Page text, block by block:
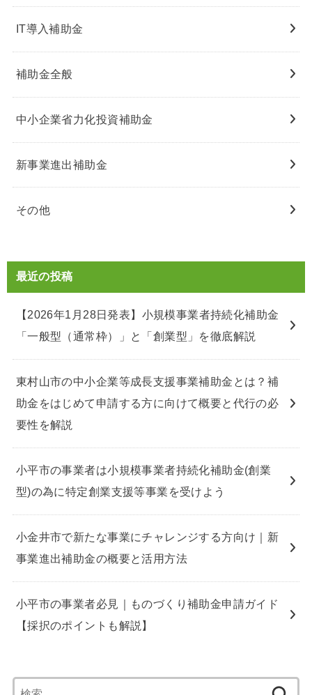
IT導入補助金
補助金全般
中小企業省力化投資補助金
新事業進出補助金
その他
最近の投稿
【2026年1月28日発表】小規模事業者持続化補助金
「一般型（通常枠）」と「創業型」を徹底解説
東村山市の中小企業等成長支援事業補助金とは？補
助金をはじめて申請する方に向けて概要と代行の必
要性を解説
小平市の事業者は小規模事業者持続化補助金(創業
型)の為に特定創業支援等事業を受けよう
小金井市で新たな事業にチャレンジする方向け｜新
事業進出補助金の概要と活用方法
小平市の事業者必見｜ものづくり補助金申請ガイド
【採択のポイントも解説】